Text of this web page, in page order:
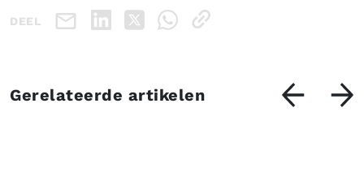
DEEL
Gerelateerde artikelen